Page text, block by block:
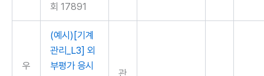
회 17891
우
(예시)[기계
관리_L3] 외
부평가 응시
관